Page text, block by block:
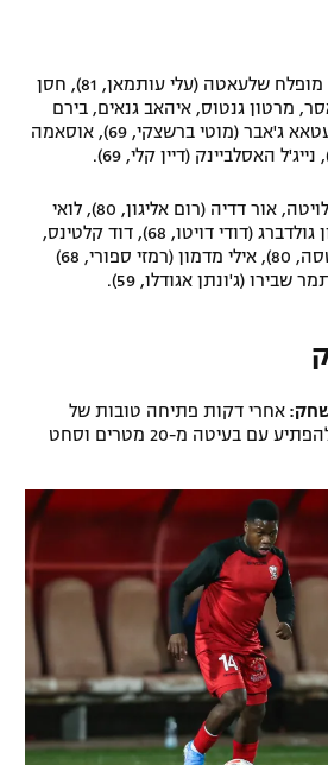
מחמוד קנדיל, מופלח שלעאטה (עלי עותמאן, 81), חסן
מרטון גנטוס, איהאב גנאים, בירם
כיאל (דניאל טויוזר, 94), עטאא ג'אבר (מוטי ברשצקי, 69), אוסאמה
: אוהד לויטה, אור דדיה (רום אליגון, 80), לואי
טאהא, מריאנו בריירו, שון גולדברג (דודי דויטו, 68), דוד קלטינס,
מרסלו מלי (אלטון אקולטסה, 80), אילי מדמון (רמזי ספורי, 68)
שבירו (ג'ונתן אגודלו, 59).
אחרי דקות פתיחה טובות של
סכנין, האסלביינק ניסה להפתיע עם בעיטה מ-20 מטרים וסחט